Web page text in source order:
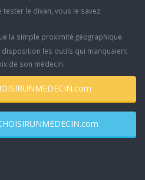
le divan, vous le savez
la simple proximité géographique.
les outils qui manquaient
de son médecin.
de CHOISIRUNMEDECIN.com
utiliser CHOISIRUNMEDECIN.com